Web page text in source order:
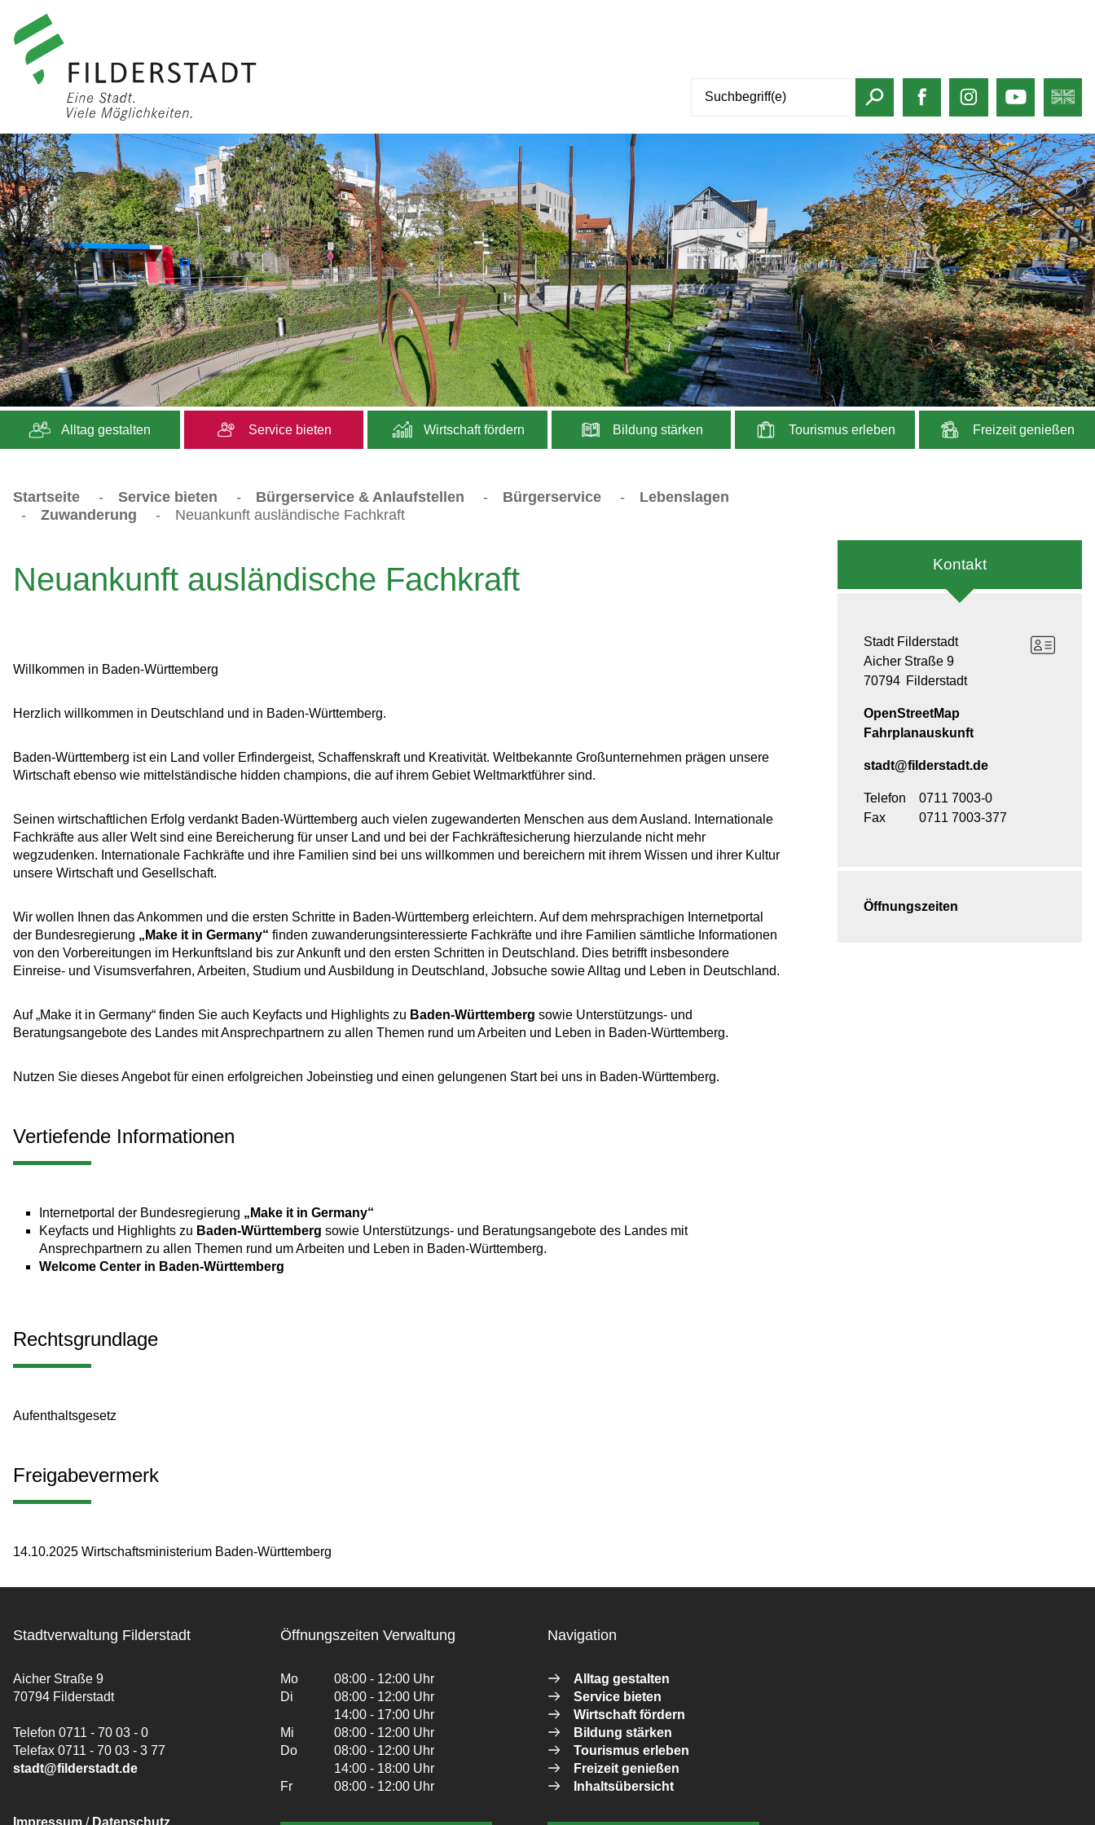
Alltag gestalten Service bieten Wirtschaft fördern Bildung stärken Tourismus erleben Freizeit genießen
Startseite - Service bieten - Bürgerservice & Anlaufstellen - Bürgerservice -
Lebenslagen
-
Zuwanderung - Neuankunft ausländische Fachkraft
Neuankunft ausländische Fachkraft
Willkommen in Baden-Württemberg
Herzlich willkommen in Deutschland und in Baden-Württemberg.
Baden-Württemberg ist ein Land voller Erfindergeist, Schaffenskraft und Kreativität. Weltbekannte Großunternehmen prägen unsere
Wirtschaft ebenso wie mittelständische hidden champions, die auf ihrem Gebiet Weltmarktführer sind.
Seinen wirtschaftlichen Erfolg verdankt Baden-Württemberg auch vielen zugewanderten Menschen aus dem Ausland. Internationale
Fachkräfte aus aller Welt sind eine Bereicherung für unser Land und bei der Fachkräftesicherung hierzulande nicht mehr
wegzudenken. Internationale Fachkräfte und ihre Familien sind bei uns willkommen und bereichern mit ihrem Wissen und ihrer Kultur
unsere Wirtschaft und Gesellschaft.
Wir wollen Ihnen das Ankommen und die ersten Schritte in Baden-Württemberg erleichtern. Auf dem mehrsprachigen Internetportal
der Bundesregierung „Make it in Germany“ finden zuwanderungsinteressierte Fachkräfte und ihre Familien sämtliche Informationen
von den Vorbereitungen im Herkunftsland bis zur Ankunft und den ersten Schritten in Deutschland. Dies betrifft insbesondere
Einreise- und Visumsverfahren, Arbeiten, Studium und Ausbildung in Deutschland, Jobsuche sowie Alltag und Leben in Deutschland.
Auf „Make it in Germany“ finden Sie auch Keyfacts und Highlights zu Baden-Württemberg sowie Unterstützungs- und
Beratungsangebote des Landes mit Ansprechpartnern zu allen Themen rund um Arbeiten und Leben in Baden-Württemberg.
Nutzen Sie dieses Angebot für einen erfolgreichen Jobeinstieg und einen gelungenen Start bei uns in Baden-Württemberg.
Vertiefende Informationen
Internetportal der Bundesregierung „Make it in Germany“
Keyfacts und Highlights zu Baden-Württemberg sowie Unterstützungs- und Beratungsangebote des Landes mit
Ansprechpartnern zu allen Themen rund um Arbeiten und Leben in Baden-Württemberg.
Welcome Center in Baden-Württemberg
Rechtsgrundlage
Aufenthaltsgesetz
Freigabevermerk
14.10.2025 Wirtschaftsministerium Baden-Württemberg
Kontakt
Stadt Filderstadt
Aicher Straße 9
70794 Filderstadt
OpenStreetMap
Fahrplanauskunft
stadt@filderstadt.de
Telefon
0711 7003-0
Fax
0711 7003-377
Öffnungszeiten
Stadtverwaltung Filderstadt
Aicher Straße 9
70794 Filderstadt
Telefon 0711 - 70 03 - 0
Telefax 0711 - 70 03 - 3 77
stadt@filderstadt.de
Impressum / Datenschutz
Öffnungszeiten Verwaltung
Mo
08:00 - 12:00 Uhr
Di
08:00 - 12:00 Uhr
14:00 - 17:00 Uhr
Mi
08:00 - 12:00 Uhr
Do
08:00 - 12:00 Uhr
14:00 - 18:00 Uhr
Fr
08:00 - 12:00 Uhr
Navigation
Alltag gestalten
Service bieten
Wirtschaft fördern
Bildung stärken
Tourismus erleben
Freizeit genießen
Inhaltsübersicht